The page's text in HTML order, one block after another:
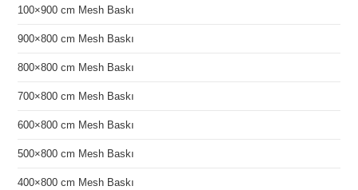
100×900 cm Mesh Baskı
900×800 cm Mesh Baskı
800×800 cm Mesh Baskı
700×800 cm Mesh Baskı
600×800 cm Mesh Baskı
500×800 cm Mesh Baskı
400×800 cm Mesh Baskı